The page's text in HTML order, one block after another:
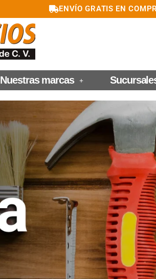
ENVÍO GRATIS EN
Nuestras marcas